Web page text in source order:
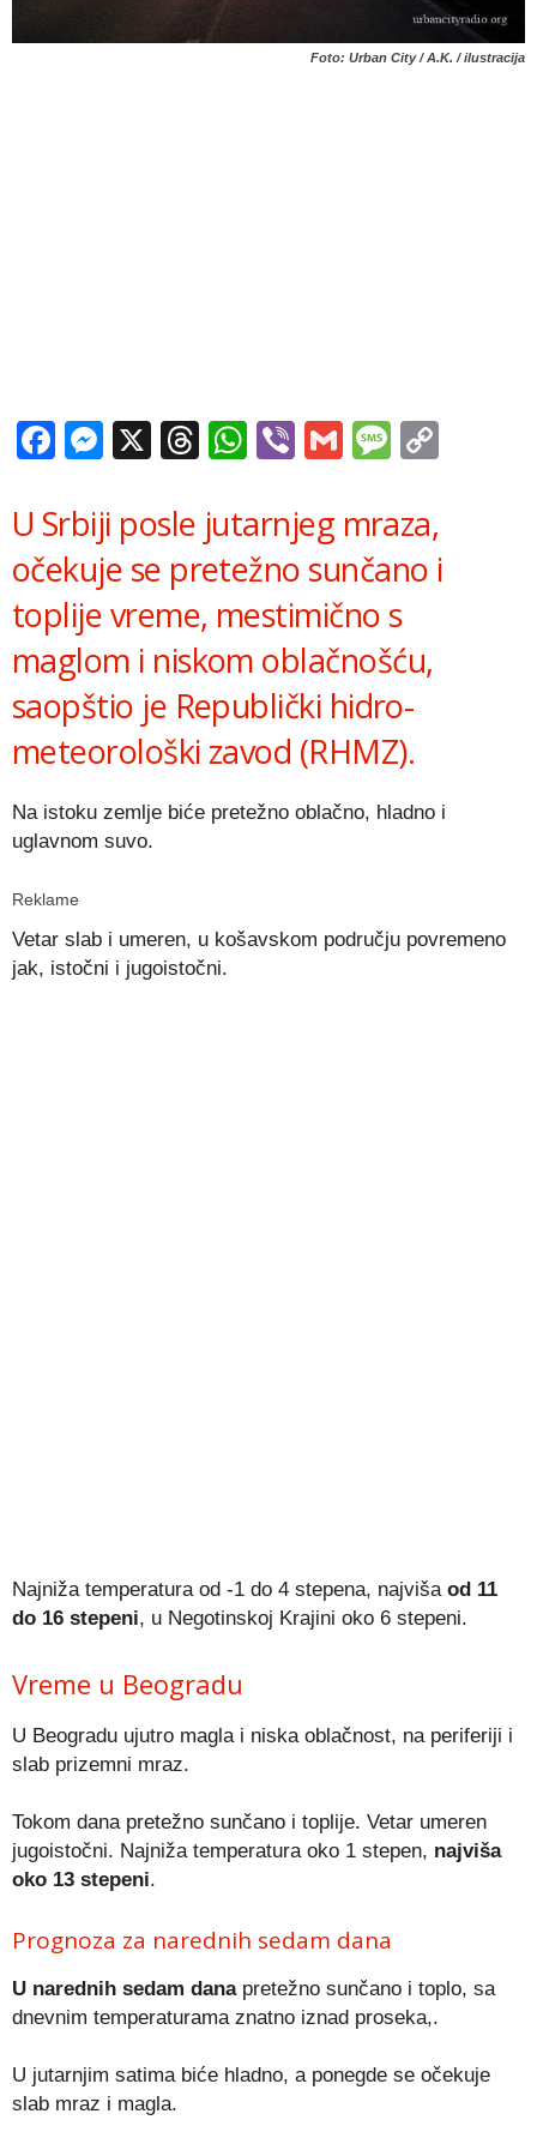
Foto: Urban City / A.K. / ilustracija
Facebook
Messenger
X Threads
WhatsApp
ViberGmail
U Srbiji posle jutarnjeg mraza,
očekuje se pretežno sunčano i
toplije vreme, mestimično s
maglom i niskom oblačnošću,
saopštio je Republički hidro-
meteorološki zavod (RHMZ).
Na istoku zemlje biće pretežno oblačno, hladno i
uglavnom suvo.
Reklame
Vetar slab i umeren, u košavskom području povremeno
jak, istočni i jugoistočni.
Najniža temperatura od -1 do 4 stepena, najviša od 11
do 16 stepeni, u Negotinskoj Krajini oko 6 stepeni.
Vreme u Beogradu
U Beogradu ujutro magla i niska oblačnost, na periferiji i
slab prizemni mraz.
Tokom dana pretežno sunčano i toplije. Vetar umeren
jugoistočni. Najniža temperatura oko 1 stepen, najviša
oko 13 stepeni.
Prognoza za narednih sedam dana
U narednih sedam danapretežno sunčano i toplo, sa
dnevnim temperaturama znatno iznad proseka,.
U jutarnjim satima biće hladno, a ponegde se očekuje
slab mraz i magla.